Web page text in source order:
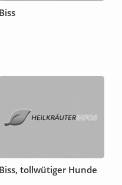
Biss
Biss, tollwütiger Hunde